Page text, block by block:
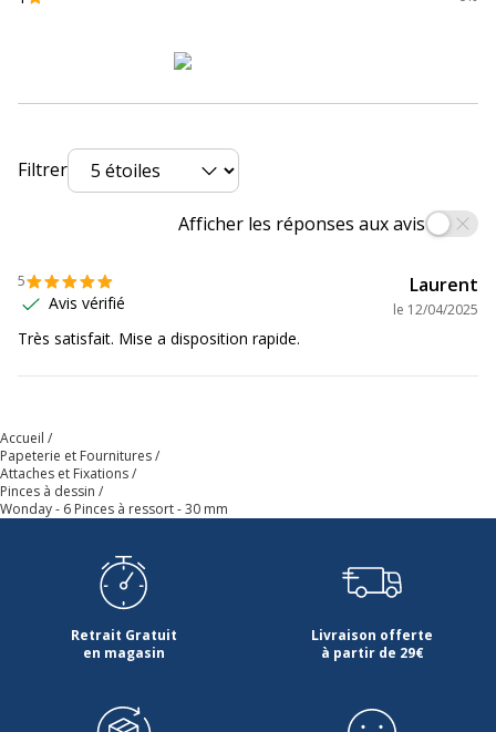
Filtrer
Afficher les réponses aux avis
5
Avis vérifié
Laurent
le 12/04/2025
Très satisfait. Mise a disposition rapide.
Accueil
Papeterie et Fournitures
Attaches et Fixations
Pinces à dessin
Wonday - 6 Pinces à ressort - 30 mm
Retrait Gratuit
en magasin
Livraison offerte
à partir de 29€